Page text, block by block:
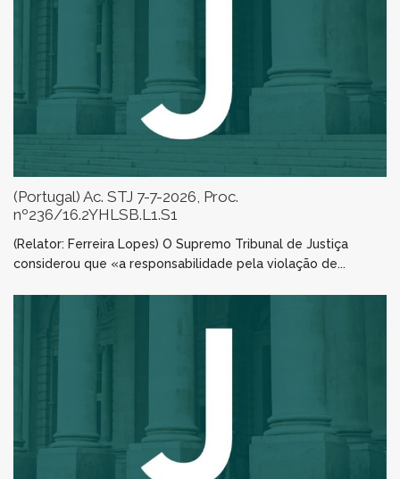
(Portugal) Ac. STJ 7-7-2026, Proc.
nº236/16.2YHLSB.L1.S1
(Relator: Ferreira Lopes) O Supremo Tribunal de Justiça
considerou que «a responsabilidade pela violação de...